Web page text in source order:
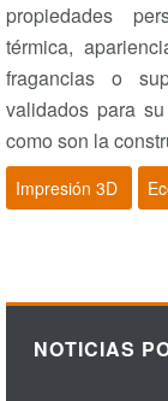
propiedades
térmica,
fragancias o
validados para
como son la
Impresión 3D
NOTICIAS